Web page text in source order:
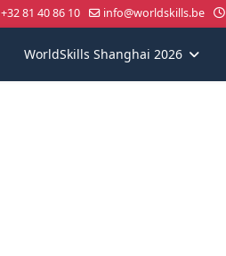
+32 81 40 86 10 info@worldskills.be
WorldSkills Shanghai 2026